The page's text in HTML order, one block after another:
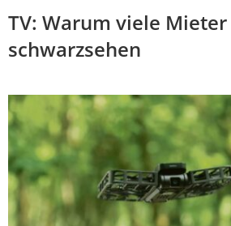
TV: Warum viele Mieter
schwarzsehen